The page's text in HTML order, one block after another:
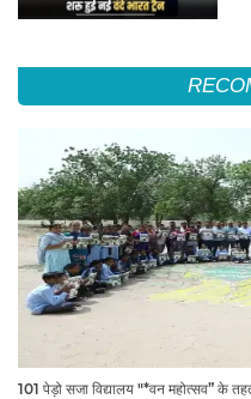
101 पेड़ो सजा विद्यालय "*वन महोत्सव” के